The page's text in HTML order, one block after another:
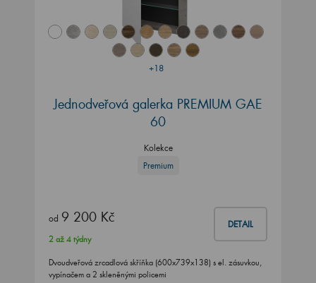
+18
Jednodveřová galerka PREMIUM GAE
60
Kolekce
Premium
od 9 200 Kč DETAIL
2 až 4 týdny
Dvoudveřová zrcadlová skříňka (600x739x138) s el. zásuvkou,
vypínačem a 2 skleněnými policemi